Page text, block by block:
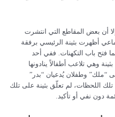
أن بعض المقاطع التي انتشرت
أظهرت بثينة الرئيسي برفقة
فتح باب التكهنات. ففي أحد
وهي تلاعب أطفالاً ينادونها
“ملك” وطفلان يُدعيان “بدر”
اللحظات، لم تعلّق بثينة على تلك
دون نفي أو تأكيد.